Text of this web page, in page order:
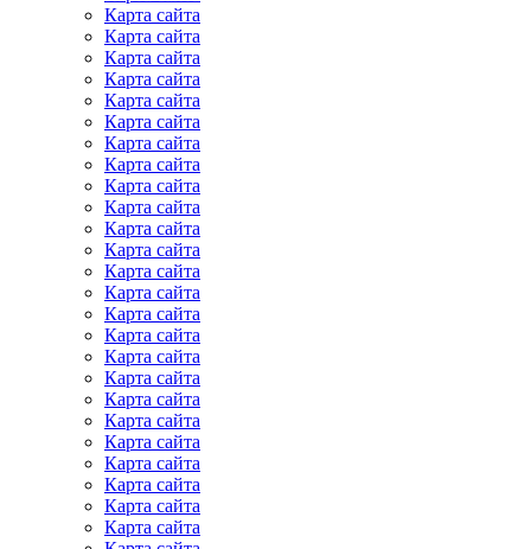
Карта сайта
Карта сайта
Карта сайта
Карта сайта
Карта сайта
Карта сайта
Карта сайта
Карта сайта
Карта сайта
Карта сайта
Карта сайта
Карта сайта
Карта сайта
Карта сайта
Карта сайта
Карта сайта
Карта сайта
Карта сайта
Карта сайта
Карта сайта
Карта сайта
Карта сайта
Карта сайта
Карта сайта
Карта сайта